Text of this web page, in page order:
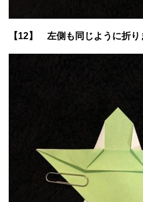
【12】 左側も同じように折り